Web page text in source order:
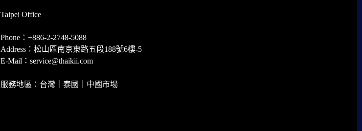
Taipei Office
Phone：+886-2-2748-5088
Address：松山區南京東路五段188號6樓-5
E-Mail：service@thaikii.com
服務地區：台灣｜泰國｜中國市場